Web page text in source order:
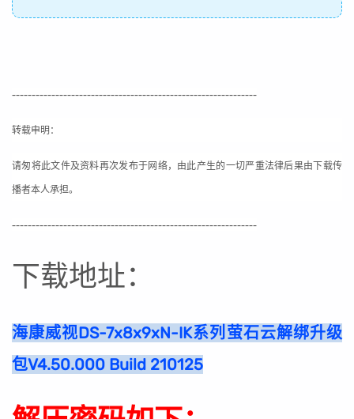
--------------------------------------------------------------
转载申明：
请匆将此文件及资料再次发布于网络，由此产生的一切严重法律后果由下载传
播者本人承担。
--------------------------------------------------------------
下载地址：
海康威视DS-7x8x9xN-IK系列萤石云解绑升级
包V4.50.000 Build 210125